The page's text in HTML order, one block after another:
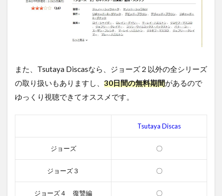
また、Tsutaya Discasなら、ジョーズ２以外の全シリーズ
の取り扱いもありますし、 30日間の無料期間があるので
ゆっくり視聴できてオススメです。
Tsutaya Discas
ジョーズ 〇
ジョーズ３ 〇
ジョーズ４ 復讐編 〇